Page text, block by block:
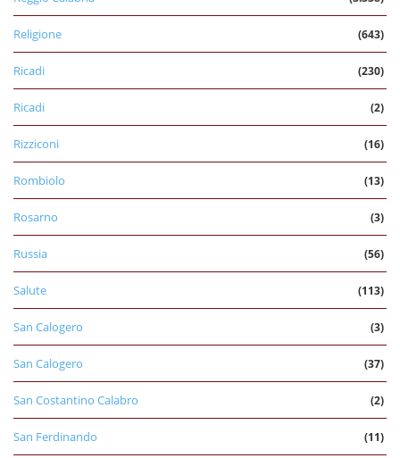
Religione (643)
Ricadi (230)
Ricadi (2)
Rizziconi (16)
Rombiolo (13)
Rosarno (3)
Russia (56)
Salute (113)
San Calogero (3)
San Calogero (37)
San Costantino Calabro (2)
San Ferdinando (11)